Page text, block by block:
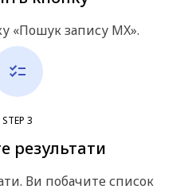
«Пошук запису MX».
STEP 3
результати
Ви побачите список